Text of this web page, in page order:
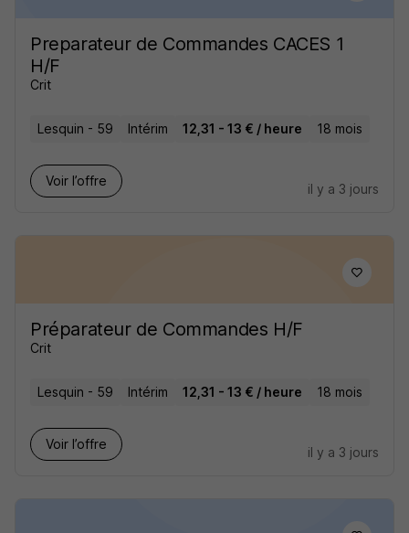
Preparateur de Commandes CACES 1
H/F
Crit
Lesquin - 59 Intérim 12,31 - 13 € / heure 18 mois
Voir l’offre
il y a 3 jours
Préparateur de Commandes H/F
Crit
Lesquin - 59 Intérim 12,31 - 13 € / heure 18 mois
Voir l’offre
il y a 3 jours